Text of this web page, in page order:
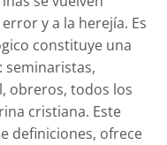
y a la herejía. Es
constituye una
seminaristas,
obreros, todos los
cristiana. Este
definiciones, ofrece